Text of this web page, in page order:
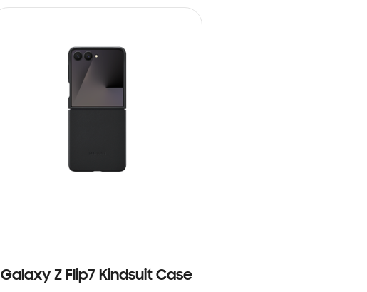
Galaxy Z Flip7 Kindsuit Case